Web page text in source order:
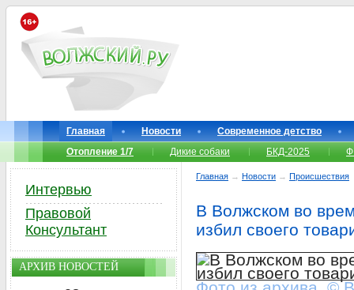
Главная Новости
Современное детство
Отопление 1/7
Дикие собаки БКД-2025
Главная → Новости → Происшествия
В Волжском во
избил своего
Интервью
Правовой
Консультант
АРХИВ НОВОСТЕЙ